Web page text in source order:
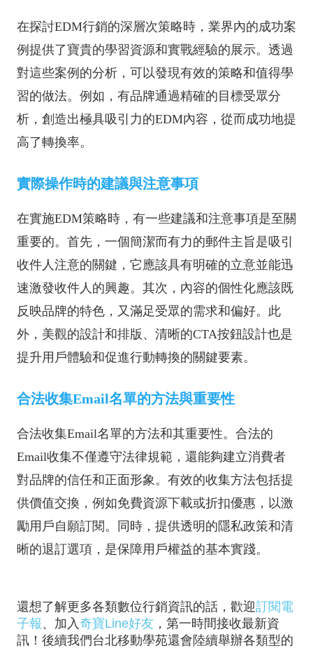
在探討EDM行銷的深層次策略時，業界內的成功案
例提供了寶貴的學習資源和實戰經驗的展示。透過
對這些案例的分析，可以發現有效的策略和值得學
習的做法。例如，有品牌通過精確的目標受眾分
析，創造出極具吸引力的EDM內容，從而成功地提
高了轉換率。
實際操作時的建議與注意事項
在實施EDM策略時，有一些建議和注意事項是至關
重要的。首先，一個簡潔而有力的郵件主旨是吸引
收件人注意的關鍵，它應該具有明確的立意並能迅
速激發收件人的興趣。其次，內容的個性化應該既
反映品牌的特色，又滿足受眾的需求和偏好。此
外，美觀的設計和排版、清晰的CTA按鈕設計也是
提升用戶體驗和促進行動轉換的關鍵要素。
合法收集Email名單的方法與重要性
合法收集Email名單的方法和其重要性。合法的
Email收集不僅遵守法律規範，還能夠建立消費者
對品牌的信任和正面形象。有效的收集方法包括提
供價值交換，例如免費資源下載或折扣優惠，以激
勵用戶自願訂閱。同時，提供透明的隱私政策和清
晰的退訂選項，是保障用戶權益的基本實踐。
還想了解更多各類數位行銷資訊的話，歡迎訂閱電
子報 、加入 奇寶Line好友 ，第一時間接收最新資
訊！後續我們台北移動學苑還會陸續舉辦各類型的